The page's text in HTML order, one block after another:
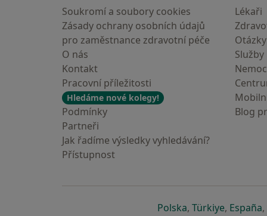
Soukromí a soubory cookies
Zásady ochrany osobních údajů
pro zaměstnance zdravotní péče
O nás
Kontakt
Pracovní příležitosti
Hledáme nové kolegy!
Podmínky
Partneři
Jak řadíme výsledky vyhledávání?
Přístupnost
Lékaři
Služby
Blog
Polskase otevře v nové
, Türkiyese
, España,